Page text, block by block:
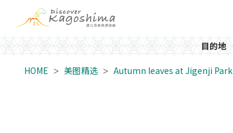
目的地
HOME 美图精选 Autumn leaves at Jigenji Park